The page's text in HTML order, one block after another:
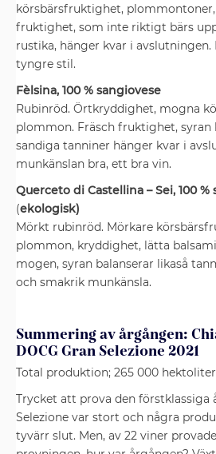
körsbärsfruktighet,
fruktighet, som inte riktigt bärs
rustika, hänger kvar i
tyngre stil.
Fèlsina, 100 % sangiovese
Rubinröd. Örtkryddighet, mogna
plommon. Fräsch fruktighet, syran
sandiga tanniner hänger kvar i
munkänslan bra, ett bra vin.
Querceto di Castellina – Sei, 100 %
(ekologisk)
Mörkt rubinröd. Mörkare
plommon, kryddighet, lätta
mogen, syran balanserar likaså
och smakrik munkänsla.
Summering av årgången:
DOCG Gran Selezione 2021
Total produktion; 265 000
Trycket att prova den förstklassiga
Selezione var stort och några
tyvärr slut. Men, av 22 viner